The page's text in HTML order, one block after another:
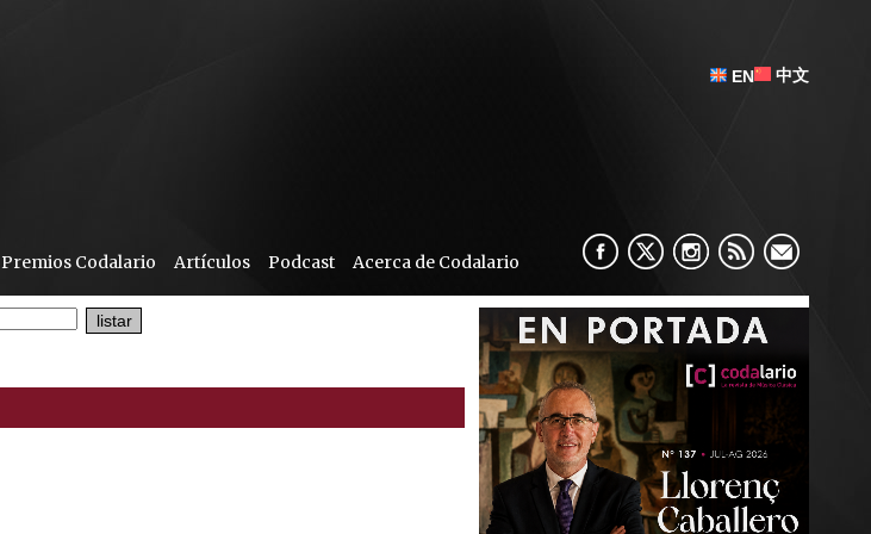
EN 中文
Premios Codalario Artículos Podcast Acerca de Codalario